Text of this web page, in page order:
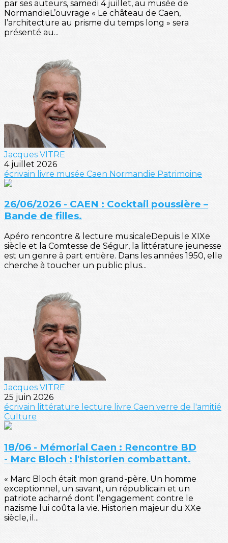
par ses auteurs, samedi 4 juillet, au musée de
NormandieL’ouvrage « Le château de Caen,
l’architecture au prisme du temps long » sera
présenté au...
Jacques VITRE
4 juillet 2026
écrivain livre musée Caen Normandie Patrimoine
26/06/2026 - CAEN : Cocktail poussière –
Bande de filles.
Apéro rencontre & lecture musicaleDepuis le XIXe
siècle et la Comtesse de Ségur, la littérature jeunesse
est un genre à part entière. Dans les années 1950, elle
cherche à toucher un public plus...
Jacques VITRE
25 juin 2026
écrivain littérature lecture livre Caen verre de l'amitié
Culture
18/06 - Mémorial Caen : Rencontre BD
- Marc Bloch : l'historien combattant.
« Marc Bloch était mon grand-père. Un homme
exceptionnel, un savant, un républicain et un
patriote acharné dont l’engagement contre le
nazisme lui coûta la vie. Historien majeur du XXe
siècle, il...